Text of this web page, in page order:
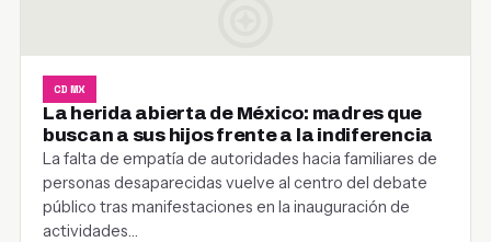
CDMX
La herida abierta de México: madres que
buscan a sus hijos frente a la indiferencia
La falta de empatía de autoridades hacia familiares de
personas desaparecidas vuelve al centro del debate
público tras manifestaciones en la inauguración de
actividades…